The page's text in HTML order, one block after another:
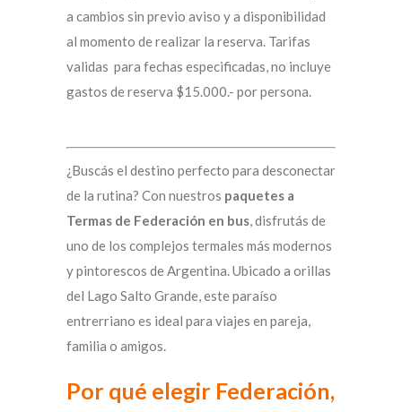
a cambios sin previo aviso y a disponibilidad
al momento de realizar la reserva. Tarifas
validas para fechas especificadas, no incluye
gastos de reserva $15.000.- por persona.
¿Buscás el destino perfecto para desconectar
de la rutina? Con nuestros paquetes a
Termas de Federación en bus, disfrutás de
uno de los complejos termales más modernos
y pintorescos de Argentina. Ubicado a orillas
del Lago Salto Grande, este paraíso
entrerriano es ideal para viajes en pareja,
familia o amigos.
Por qué elegir Federación,